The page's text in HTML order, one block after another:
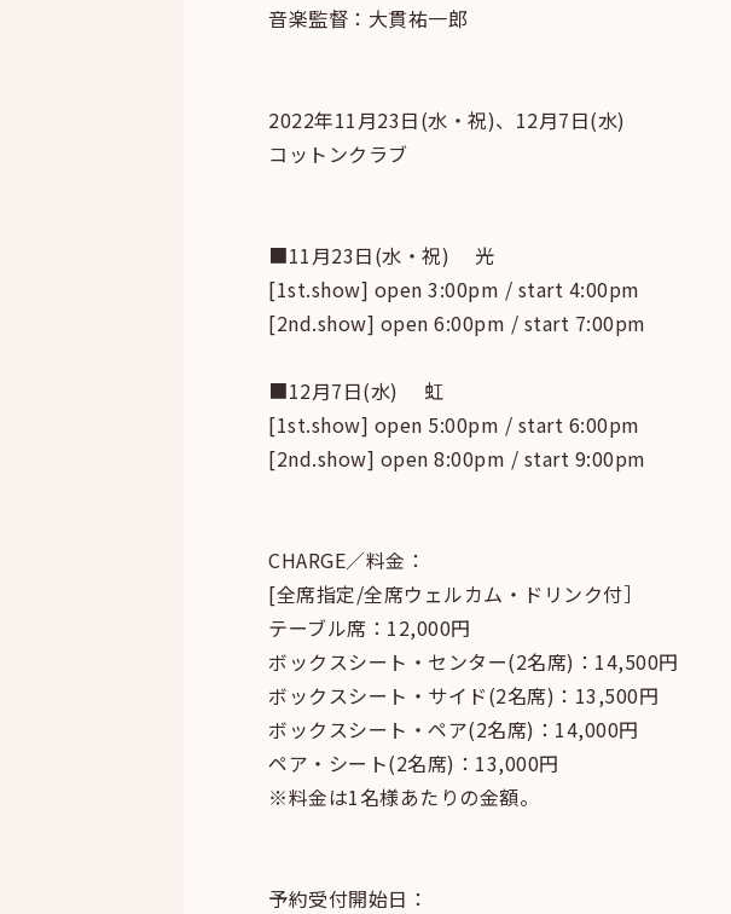
音楽監督：大貫祐一郎
2022年11月23日(水・祝)、12月7日(水)
コットンクラブ
■11月23日(水・祝) 光
[1st.show] open 3:00pm / start 4:00pm
[2nd.show] open 6:00pm / start 7:00pm
■12月7日(水) 虹
[1st.show] open 5:00pm / start 6:00pm
[2nd.show] open 8:00pm / start 9:00pm
CHARGE／料金：
[全席指定/全席ウェルカム・ドリンク付］
テーブル席：12,000円
ボックスシート・センター(2名席)：14,500円
ボックスシート・サイド(2名席)：13,500円
ボックスシート・ペア(2名席)：14,000円
ペア・シート(2名席)：13,000円
※料金は1名様あたりの金額。
予約受付開始日：